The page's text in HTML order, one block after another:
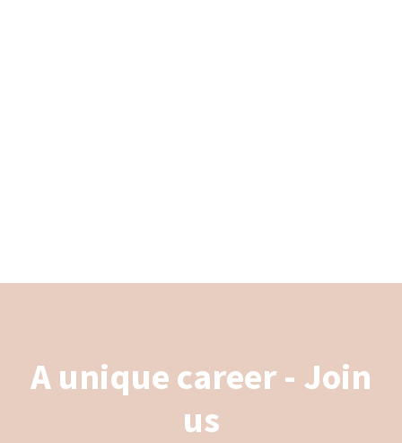
A unique career - Join
us